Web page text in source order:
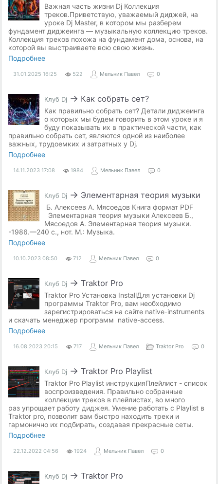
Важная часть жизни Dj Коллекция
треков.Приветствую, уважаемый диджей, на
уроке Dj Master, в котором мы разберем
фундамент диджеинга — музыкальную коллекцию треков.
Коллекция треков похожа на фундамент дома, основа, на
которой вы выстраиваете всю свою жизнь.
Подробнее
31.01.2025 16:25 522 Мельник Павел 0
Клуб Dj → Как собрать сет?
Как правильно собрать сет? Детали диджеинга
о которых мы будем говорить в этом уроке и я
буду показывать их в практической части, как
правильно собрать сет, являются одной из наиболее
важных, трудоемких и затратных у Dj.
Подробнее
14.11.2023 17:08 1984 Мельник Павел 0
Клуб Dj → Элементарная теория музыки
Б. Алексеев А. Мясоедов Книга формат PDF
Элементарная теория музыки Алексеев Б.,
Мясоедов А. Элементарная теория музыки.
-1986.—240 с., нот. М.: Музыка.
Подробнее
10.10.2023 08:50 712 Мельник Павел 0
Клуб Dj →Traktor Pro
Traktor Pro Установка InstallДля установки Dj
программы Traktor Pro, вам необходимо
зарегистрироваться на сайте native-instruments
и скачать менеджер программ native-access.
Подробнее
16.08.2023 20:15 717 Мельник Павел Traktor Pro 0
Клуб Dj →Traktor Pro Playlist
Traktor Pro Playlist инструкцияПлейлист - список
воспроизведения. Правильно собранные
коллекции треков в плейлистах, во много
раз упрощает работу диджея. Умение работать с Playlist в
Traktor pro, позволит вам быстро находить треки и
гармонично их подбирать, создавая прекрасные сеты.
Подробнее
22.12.2022 04:56 1924 Мельник Павел 0
Клуб Dj →Traktor Pro